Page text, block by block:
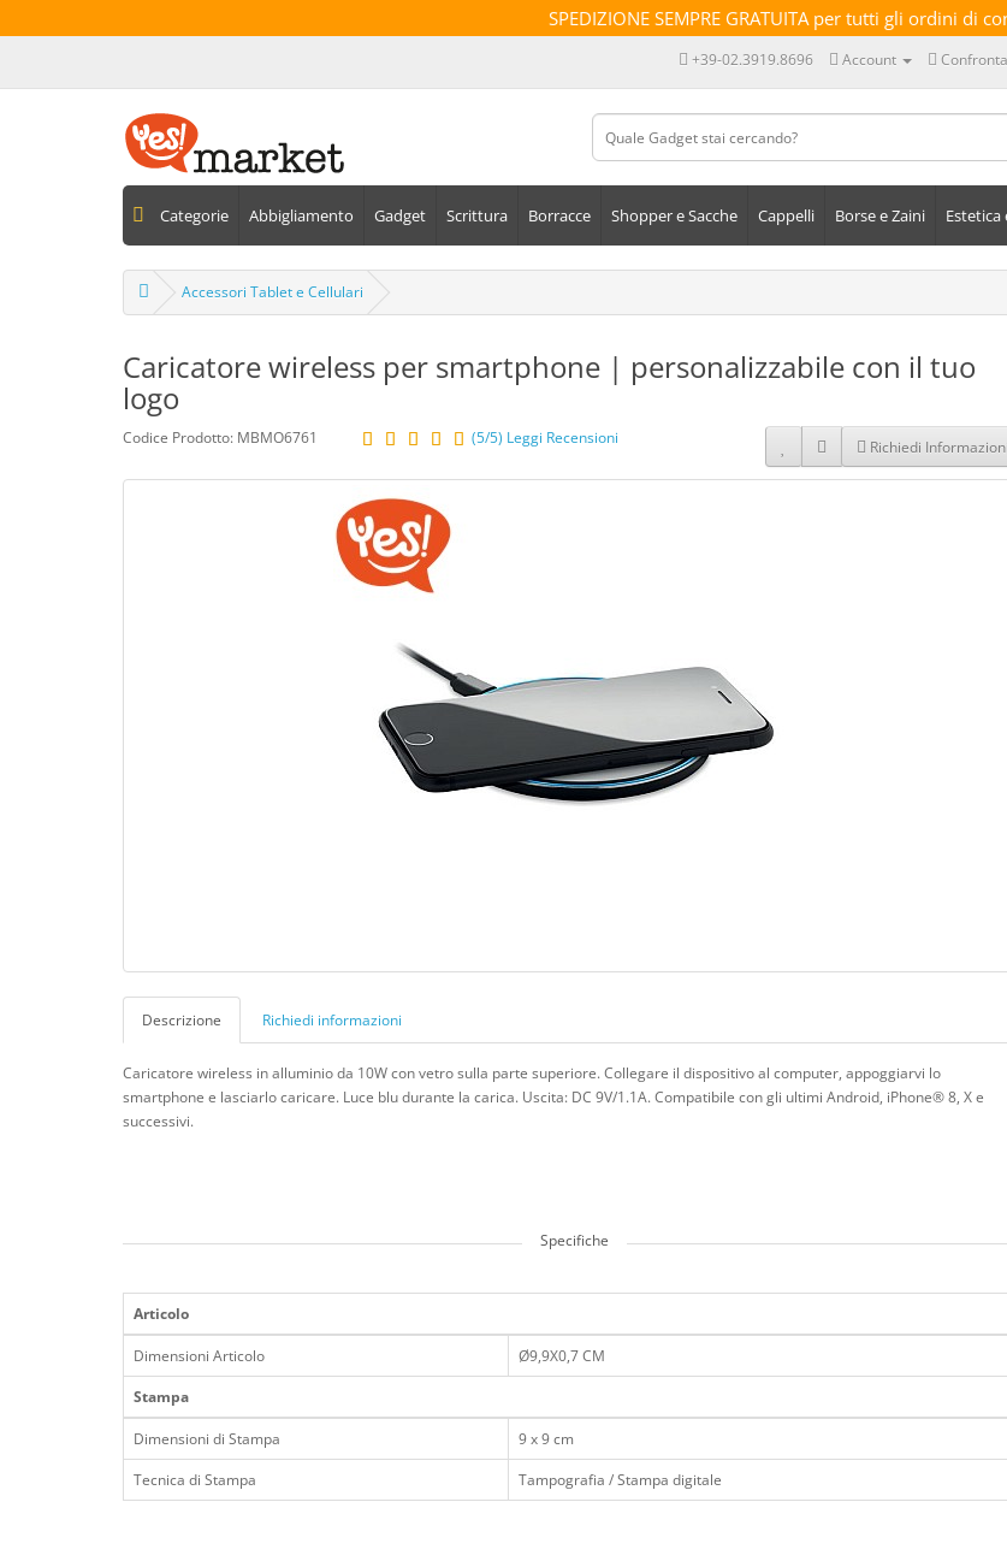
SPEDIZIONE SEMPRE GRATUITA per tutti gli ordini di
+39-02.3919.8696 Account
Categorie Abbigliamento Gadget Scrittura Borracce Shopper e Sacche Cappelli Borse e Zaini Estetica
Accessori Tablet e Cellulari
Caricatore wireless per smartphone | personalizzabile con il tuo
logo
Codice Prodotto: MBMO6761 (5/5) Leggi Recensioni Richiedi Informazioni
Descrizione Richiedi informazioni
Caricatore wireless in alluminio da 10W con vetro sulla parte superiore. Collegare il dispositivo al computer, appoggiarvi lo
smartphone e lasciarlo caricare. Luce blu durante la carica. Uscita: DC 9V/1.1A. Compatibile con gli ultimi Android, iPhone® 8, X e
successivi.
Specifiche
Articolo
Dimensioni Articolo
Ø9,9X0,7 CM
Stampa
Dimensioni di Stampa
9 x 9 cm
Tecnica di Stampa
Tampografia / Stampa digitale